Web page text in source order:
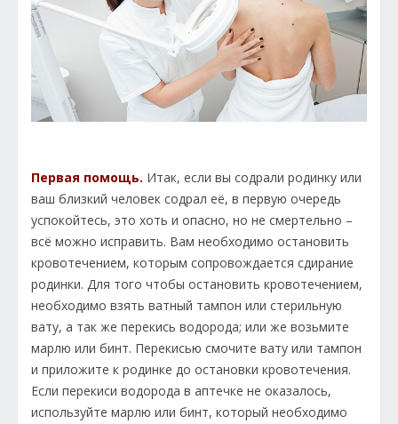
Первая помощь. Итак, если вы содрали родинку или
ваш близкий человек содрал её, в первую очередь
успокойтесь, это хоть и опасно, но не смертельно –
всё можно исправить. Вам необходимо остановить
кровотечением, которым сопровождается сдирание
родинки. Для того чтобы остановить кровотечением,
необходимо взять ватный тампон или стерильную
вату, а так же перекись водорода; или же возьмите
марлю или бинт. Перекисью смочите вату или тампон
и приложите к родинке до остановки кровотечения.
Если перекиси водорода в аптечке не оказалось,
используйте марлю или бинт, который необходимо